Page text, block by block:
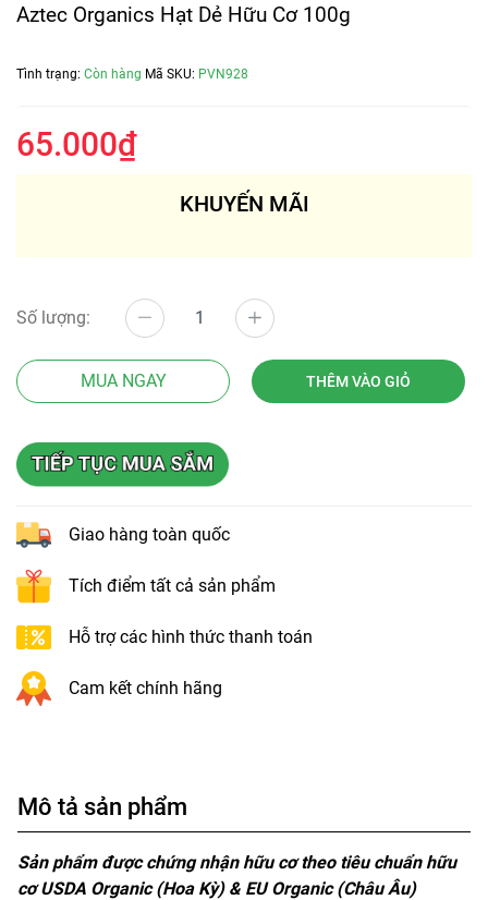
Aztec Organics Hạt Dẻ Hữu Cơ 100g
Tình trạng: Còn hàng Mã SKU: PVN928
65.000₫
KHUYẾN MÃI
Số lượng:
MUA NGAY THÊM VÀO GIỎ
Giao hàng toàn quốc
Tích điểm tất cả sản phẩm
Hỗ trợ các hình thức thanh toán
Cam kết chính hãng
Mô tả sản phẩm
Sản phẩm được chứng nhận hữu cơ theo tiêu chuẩn hữu
cơ USDA Organic (Hoa Kỳ) & EU Organic (Châu Âu)